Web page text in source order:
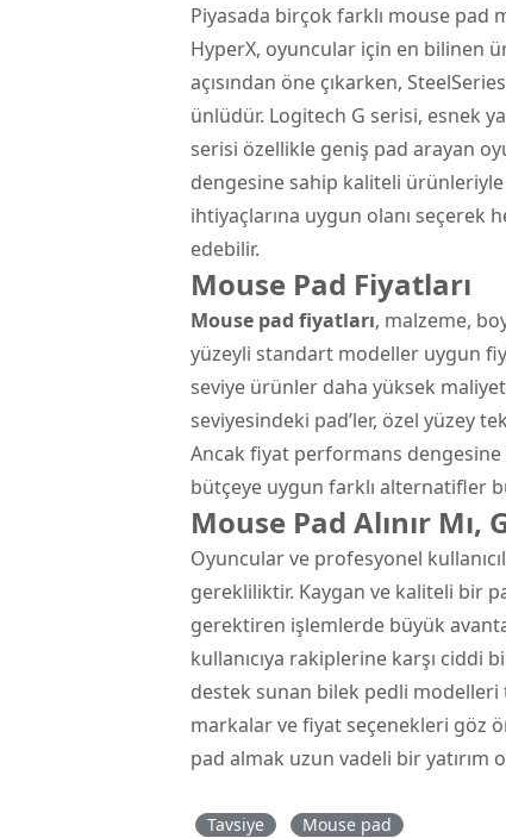
Piyasada birçok farklı mouse pad
HyperX, oyuncular için en bilinen
açısından öne çıkarken,
ünlüdür. Logitech G serisi, esnek
serisi özellikle geniş pad arayan
dengesine sahip kaliteli ürünleriyle
ihtiyaçlarına uygun olanı seçerek
edebilir.
Mouse Pad Fiyatları
Mouse pad fiyatları, malzeme,
yüzeyli standart modeller uygun
seviye ürünler daha yüksek
seviyesindeki pad’ler, özel yüzey
Ancak fiyat performans
bütçeye uygun farklı alternatifler
Mouse Pad Alınır Mı,
Oyuncular ve profesyonel
gerekliliktir. Kaygan ve kaliteli bir
gerektiren işlemlerde büyük
kullanıcıya rakiplerine karşı ciddi
destek sunan bilek pedli modelleri
markalar ve fiyat seçenekleri göz
pad almak uzun vadeli bir yatırım
Tavsiye Mouse pad